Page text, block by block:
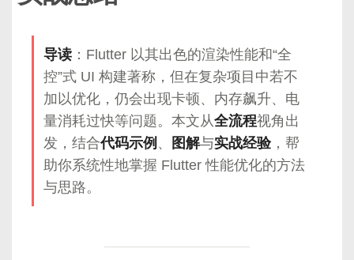
导读 ：Flutter 以其出色的渲染性能和“全
控”式 UI 构建著称，但在复杂项目中若不
加以优化，仍会出现卡顿、内存飙升、电
量消耗过快等问题。本文从全流程视角出
发，结合代码示例 、 图解与实战经验，帮
助你系统性地掌握 Flutter 性能优化的方法
与思路。